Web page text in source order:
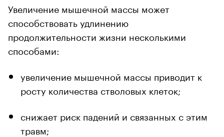
Увеличение мышечной массы может
способствовать удлинению
продолжительности жизни несколькими
способами:
увеличение мышечной массы приводит к
росту количества стволовых клеток;
снижает риск падений и связанных с этим
травм;